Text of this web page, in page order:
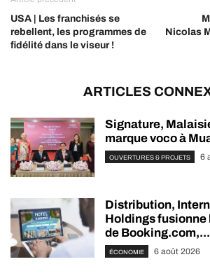
USA | Les franchisés se
rebellent, les programmes de
fidélité dans le viseur !
Nicolas
ARTICLES
Signature,
marque voco à
OUVERTURES & PROJETS 6
Distribution,
Holdings
de Booking.com,...
ÉCONOMIE 6 août 2026